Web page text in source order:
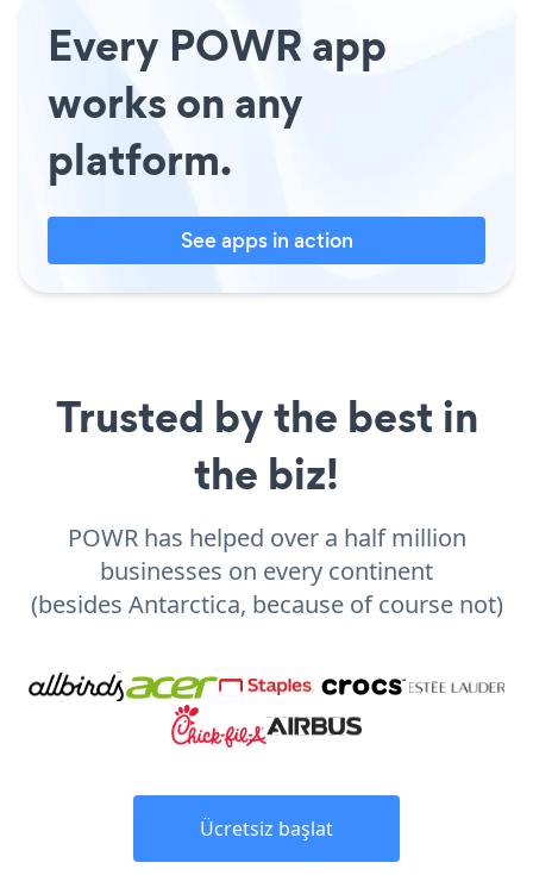
Every POWR app
works on any
platform.
See apps in action
Trusted by the best in
the biz!
POWR has helped over a half million
businesses on every continent
(besides Antarctica, because of course not)
Ücretsiz başlat